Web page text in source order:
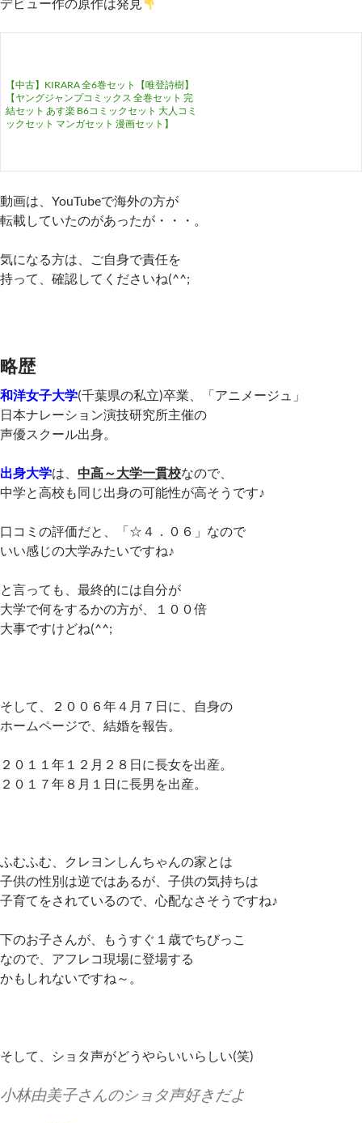
【中古】KIRARA 全6巻セット【唯登詩樹】
【ヤングジャンプコミックス 全巻セット 完
結セット あす楽 B6コミックセット 大人コミ
ックセット マンガセット 漫画セット】
動画は、YouTubeで海外の方が
転載していたのがあったが・・・。
気になる方は、ご自身で責任を
持って、確認してくださいね(^^;
略歴
和洋女子大学(千葉県の私立)卒業、「アニメージュ」
日本ナレーション演技研究所主催の
声優スクール出身。
出身大学は、 中高～大学一貫校なので、
中学と高校も同じ出身の可能性が高そうです♪
口コミの評価だと、「☆４．０６」なので
いい感じの大学みたいですね♪
と言っても、最終的には自分が
大学で何をするかの方が、１００倍
大事ですけどね(^^;
そして、２００６年４月７日に、自身の
ホームページで、結婚を報告。
２０１１年１２月２８日に長女を出産。
２０１７年８月１日に長男を出産。
ふむふむ、クレヨンしんちゃんの家とは
子供の性別は逆ではあるが、子供の気持ちは
子育てをされているので、心配なさそうですね♪
下のお子さんが、もうすぐ１歳でちびっこ
なので、アフレコ現場に登場する
かもしれないですね～。
そして、ショタ声がどうやらいいらしい(笑)
小林由美子さんのショタ声好きだよ